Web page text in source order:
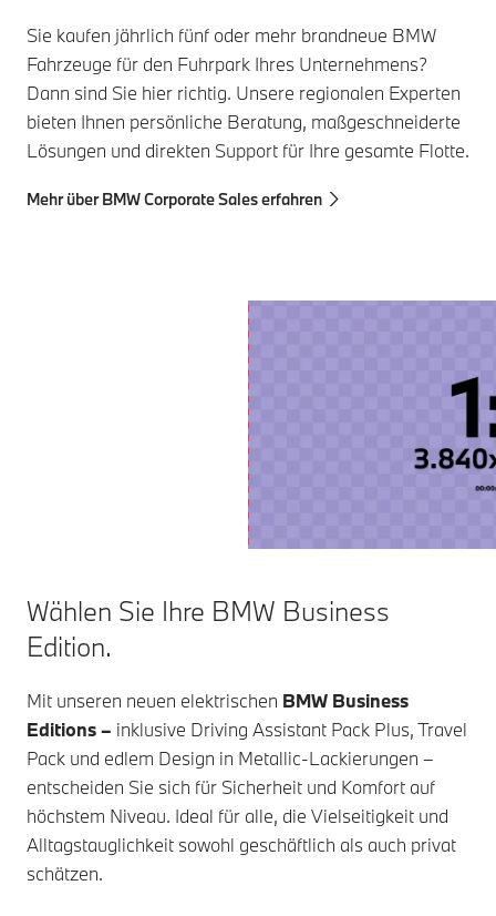
Sie kaufen jährlich fünf oder mehr brandneue BMW
Fahrzeuge für den Fuhrpark Ihres Unternehmens?
Dann sind Sie hier richtig. Unsere regionalen Experten
bieten Ihnen persönliche Beratung, maßgeschneiderte
Lösungen und direkten Support für Ihre gesamte Flotte.
Mehr über BMW Corporate Sales erfahren
Wählen Sie Ihre BMW Business
Edition.
Mit unseren neuen elektrischen BMW Business
Editions – inklusive Driving Assistant Pack Plus, Travel
Pack und edlem Design in Metallic-Lackierungen –
entscheiden Sie sich für Sicherheit und Komfort auf
höchstem Niveau. Ideal für alle, die Vielseitigkeit und
Alltagstauglichkeit sowohl geschäftlich als auch privat
schätzen.